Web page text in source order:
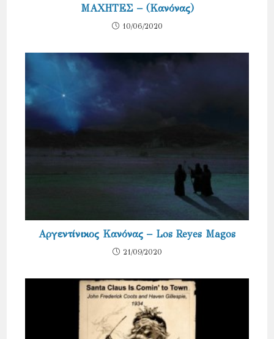
ΜΑΧΗΤΕΣ – (Κανόνας)
10/06/2020
Αργεντίνικος Κανόνας – Los Reyes Magos
21/09/2020